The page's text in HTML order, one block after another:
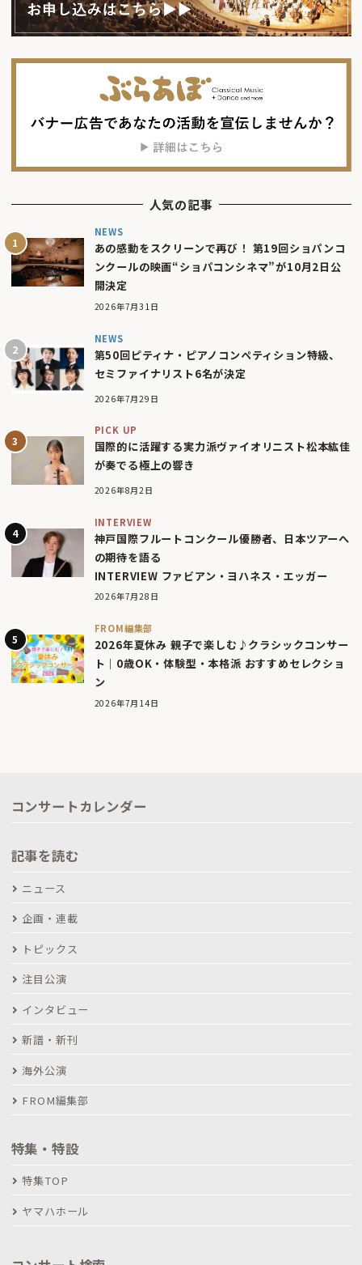
人気の記事
NEWS
あの感動をスクリーンで再び！ 第19回ショパンコ
ンクールの映画“ショパコンシネマ”が10月2日公
開決定
2026年7月31日
NEWS
第50回ピティナ・ピアノコンペティション特級、
セミファイナリスト6名が決定
2026年7月29日
PICK UP
国際的に活躍する実力派ヴァイオリニスト松本紘佳
が奏でる極上の響き
2026年8月2日
INTERVIEW
神戸国際フルートコンクール優勝者、日本ツアーへ
の期待を語る
INTERVIEW ファビアン・ヨハネス・エッガー
2026年7月28日
FROM編集部
2026年夏休み 親子で楽しむ♪クラシックコンサー
ト｜0歳OK・体験型・本格派 おすすめセレクショ
ン
2026年7月14日
コンサートカレンダー
記事を読む
ニュース
企画・連載
トピックス
注目公演
インタビュー
新譜・新刊
海外公演
FROM編集部
特集・特設
特集TOP
ヤマハホール